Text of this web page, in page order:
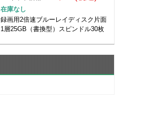
在庫なし
録画用2倍速ブルーレイディスク片面
1層25GB（書換型）スピンドル30枚